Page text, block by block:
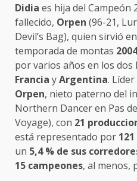
Didia es hija del Campeón
fallecido, Orpen (96-21,
Devil’s Bag), quien sirvió en
temporada de montas 2004
por varios años en los
Francia yArgentina.
Orpen, nieto paterno del
Northern Dancer en Pas
Voyage), con 21
está representado por
un 5,4 % de sus
15 campeones, al menos,